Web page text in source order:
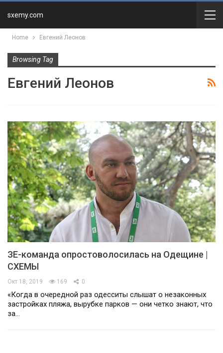
sxemy.com
Home Евгений Леонов
Browsing Tag
Евгений Леонов
ЗЕ-команда опростоволосилась на Одещине |
СХЕМЫ
Окт 18, 2019 169 0
«Когда в очередной раз одесситы слышат о незаконных
застройках пляжа, вырубке парков — они четко знают, что
за…